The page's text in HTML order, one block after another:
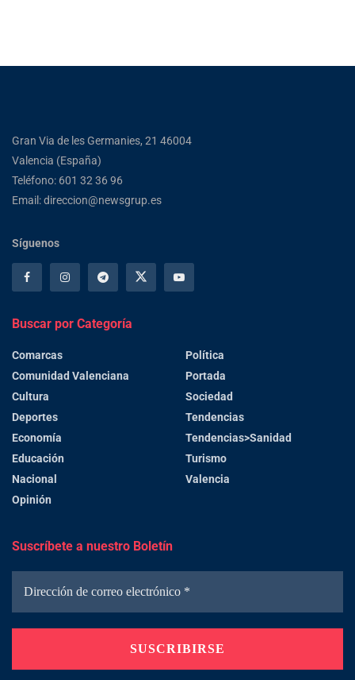
Gran Via de les Germanies, 21 46004
Valencia (España)
Teléfono: 601 32 36 96
Email: direccion@newsgrup.es
Síguenos
Buscar por Categoría
Comarcas
Comunidad Valenciana
Cultura
Deportes
Economía
Educación
Nacional
Opinión
Política
Portada
Sociedad
Tendencias
Tendencias>Sanidad
Turismo
Valencia
Suscríbete a nuestro Boletín